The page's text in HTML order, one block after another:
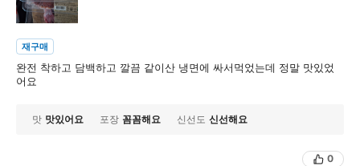
재구매
완전 착하고 담백하고 깔끔 같이산 냉면에 싸서먹었는데 정말 맛있었
어요
맛 맛있어요 포장 꼼꼼해요 신선도 신선해요
0